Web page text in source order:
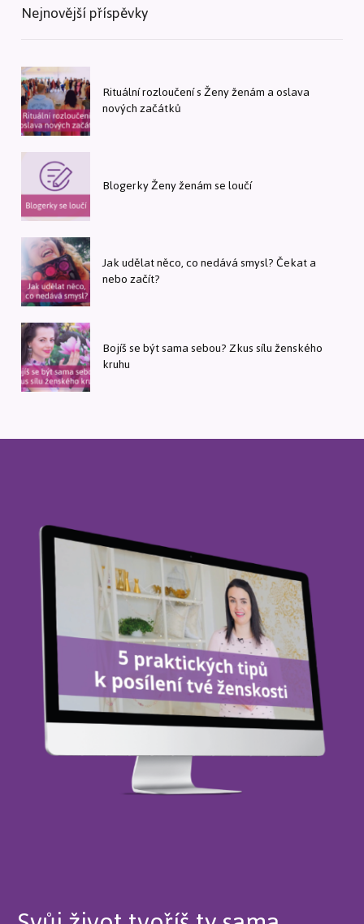
Nejnovější příspěvky
Rituální rozloučení s Ženy ženám a oslava
nových začátků
Blogerky Ženy ženám se loučí
Jak udělat něco, co nedává smysl? Čekat a
nebo začít?
Bojíš se být sama sebou? Zkus sílu ženského
kruhu